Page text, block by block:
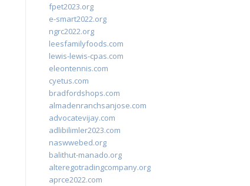
fpet2023.org
e-smart2022.org
ngrc2022.org
leesfamilyfoods.com
lewis-lewis-cpas.com
eleontennis.com
cyetus.com
bradfordshops.com
almadenranchsanjose.com
advocatevijay.com
adlibilimler2023.com
naswwebed.org
balithut-manado.org
alteregotradingcompany.org
aprce2022.com